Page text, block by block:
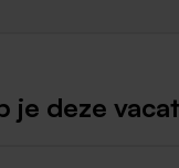
je deze